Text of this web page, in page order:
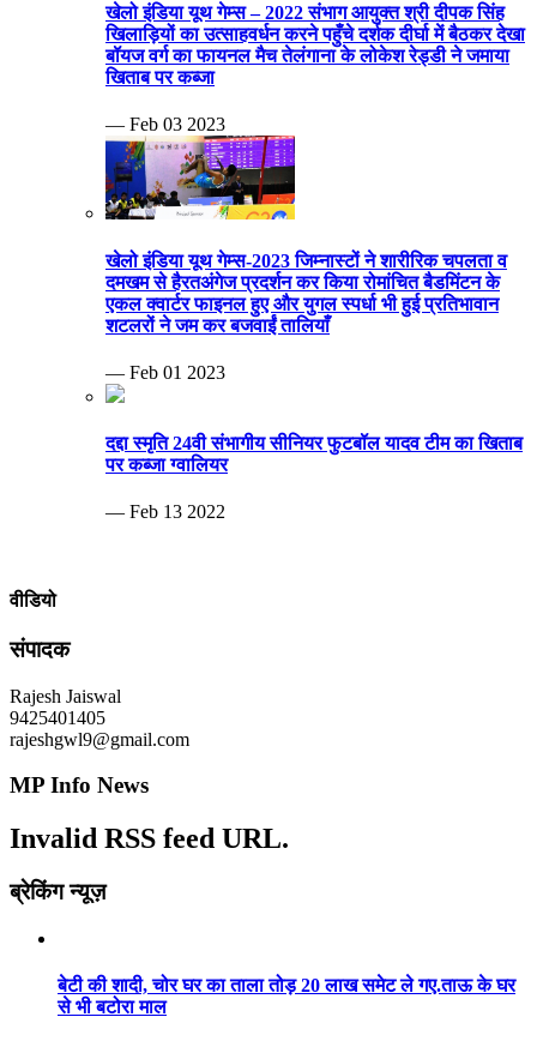
खेलो इंडिया यूथ गेम्स – 2022 संभाग आयुक्त श्री दीपक सिंह
खिलाड़ियों का उत्साहवर्धन करने पहुँचे दर्शक दीर्घा में बैठकर देखा
बॉयज वर्ग का फायनल मैच तेलंगाना के लोकेश रेड्डी ने जमाया
खिताब पर कब्जा
— Feb 03 2023
खेलो इंडिया यूथ गेम्स-2023 जिम्नास्टों ने शारीरिक चपलता व
दमखम से हैरतअंगेज प्रदर्शन कर किया रोमांचित बैडमिंटन के
एकल क्वार्टर फाइनल हुए और युगल स्पर्धा भी हुई प्रतिभावान
शटलरों ने जम कर बजवाईं तालियाँ
— Feb 01 2023
दद्दा स्मृति 24वी संभागीय सीनियर फुटबॉल यादव टीम का खिताब
पर कब्जा ग्वालियर
— Feb 13 2022
वीडियो
संपादक
Rajesh Jaiswal
9425401405
rajeshgwl9@gmail.com
MP Info News
Invalid RSS feed URL.
ब्रेकिंग न्यूज़
बेटी की शादी, चोर घर का ताला तोड़ 20 लाख समेट ले गए.ताऊ के घर
से भी बटोरा माल